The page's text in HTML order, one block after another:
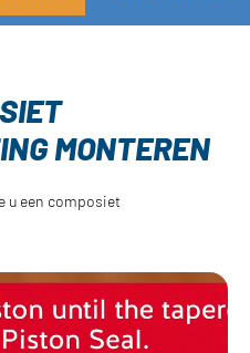
MONTEREN
u een composiet